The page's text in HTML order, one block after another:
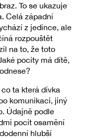
To se ukazuje
Celá západní
z jedince, ale
rozpouštět
na to, že toto
pocity má dítě,
ta která dívka
komunikaci, jiný
Údajně podle
pocit osamění
hlubší